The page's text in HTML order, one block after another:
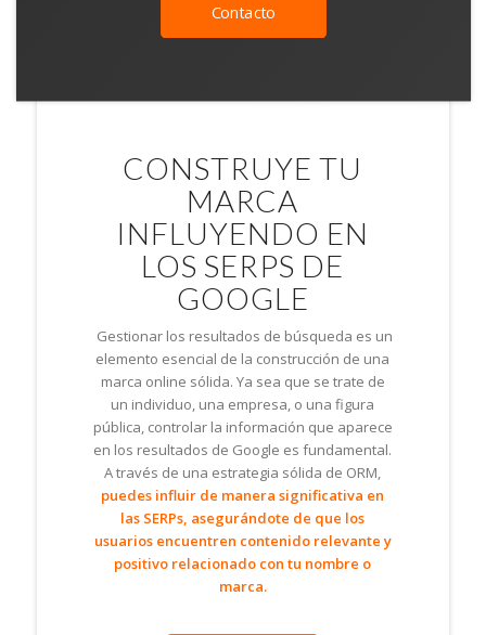
Contacto
CONSTRUYE TU
MARCA
INFLUYENDO EN
LOS SERPS DE
GOOGLE
Gestionar los resultados de búsqueda es un
elemento esencial de la construcción de una
marca online sólida. Ya sea que se trate de
un individuo, una empresa, o una figura
pública, controlar la información que aparece
en los resultados de Google es fundamental.
A través de una estrategia sólida de ORM,
puedes influir de manera significativa en
las SERPs, asegurándote de que los
usuarios encuentren contenido relevante y
positivo relacionado con tu nombre o
marca.